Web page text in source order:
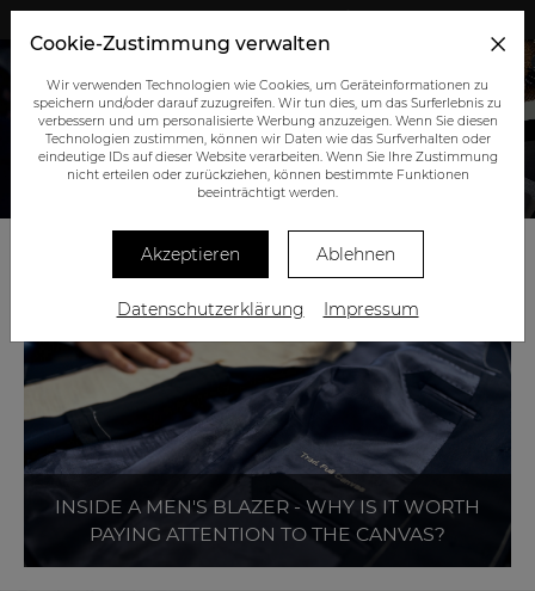
BLOG
INSIDE A MEN'S BLAZER - WHY IS IT WORTH
PAYING ATTENTION TO THE CANVAS?
Cookie-Zustimmung verwalten
Wir verwenden Technologien wie Cookies, um Geräteinformationen zu
speichern und/oder darauf zuzugreifen. Wir tun dies, um das Surferlebnis zu
verbessern und um personalisierte Werbung anzuzeigen. Wenn Sie diesen
Technologien zustimmen, können wir Daten wie das Surfverhalten oder
eindeutige IDs auf dieser Website verarbeiten. Wenn Sie Ihre Zustimmung
nicht erteilen oder zurückziehen, können bestimmte Funktionen
beeinträchtigt werden.
Akzeptieren Ablehnen
Datenschutzerklärung Impressum